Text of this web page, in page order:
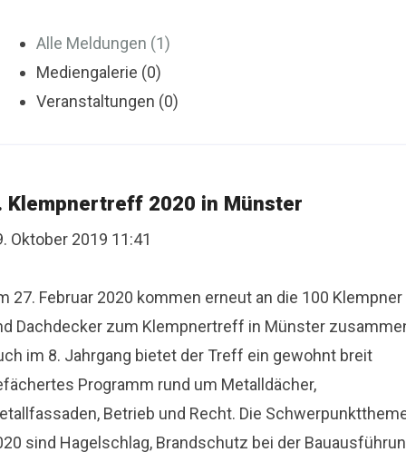
Alle Meldungen (1)
Mediengalerie (0)
Veranstaltungen (0)
Klempnertreff 2020 in Münster
Oktober 2019 11:41
27. Februar 2020 kommen erneut an die 100 Klempner
Dachdecker zum Klempnertreff in Münster
im 8. Jahrgang bietet der Treff ein gewohnt breit
Programm rund um Metalldächer,
Betrieb und Recht. Die
sind Hagelschlag, Brandschutz bei der